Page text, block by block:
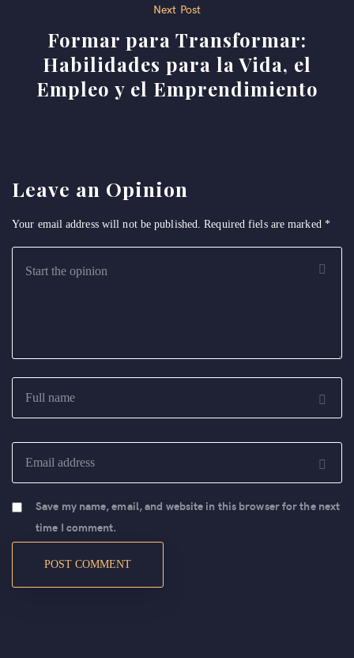
Next Post
Formar para Transformar:
Habilidades para la Vida, el
Empleo y el Emprendimiento
Leave an Opinion
Your email address will not be published. Required fiels are marked *
Save my name, email, and website in this browser for the next
time I comment.